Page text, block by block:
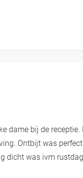
dame bij de
Ontbijt was
dicht was ivm